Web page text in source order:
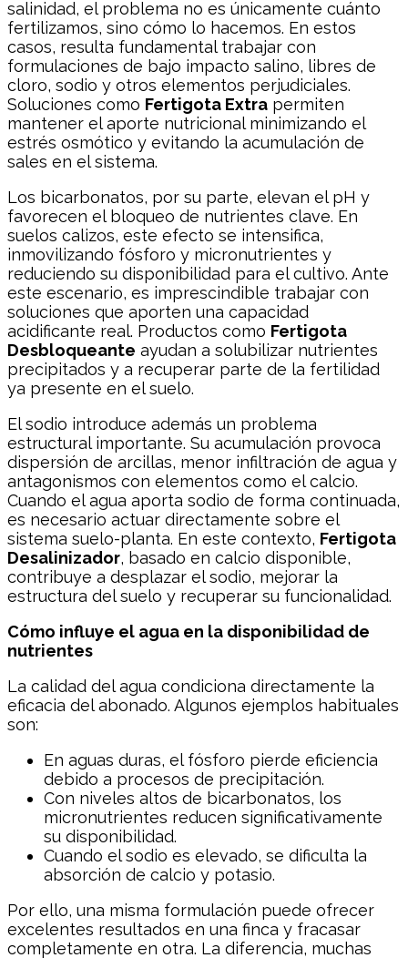
salinidad, el problema no es únicamente cuánto
fertilizamos, sino cómo lo hacemos. En estos
casos, resulta fundamental trabajar con
formulaciones de bajo impacto salino, libres de
cloro, sodio y otros elementos perjudiciales.
Soluciones como Fertigota Extra permiten
mantener el aporte nutricional minimizando el
estrés osmótico y evitando la acumulación de
sales en el sistema.
Los bicarbonatos, por su parte, elevan el pH y
favorecen el bloqueo de nutrientes clave. En
suelos calizos, este efecto se intensifica,
inmovilizando fósforo y micronutrientes y
reduciendo su disponibilidad para el cultivo. Ante
este escenario, es imprescindible trabajar con
soluciones que aporten una capacidad
acidificante real. Productos como Fertigota
Desbloqueante ayudan a solubilizar nutrientes
precipitados y a recuperar parte de la fertilidad
ya presente en el suelo.
El sodio introduce además un problema
estructural importante. Su acumulación provoca
dispersión de arcillas, menor infiltración de agua y
antagonismos con elementos como el calcio.
Cuando el agua aporta sodio de forma continuada,
es necesario actuar directamente sobre el
sistema suelo-planta. En este contexto, Fertigota
Desalinizador, basado en calcio disponible,
contribuye a desplazar el sodio, mejorar la
estructura del suelo y recuperar su funcionalidad.
Cómo influye el agua en la disponibilidad de
nutrientes
La calidad del agua condiciona directamente la
eficacia del abonado. Algunos ejemplos habituales
son:
En aguas duras, el fósforo pierde eficiencia
debido a procesos de precipitación.
Con niveles altos de bicarbonatos, los
micronutrientes reducen significativamente
su disponibilidad.
Cuando el sodio es elevado, se dificulta la
absorción de calcio y potasio.
Por ello, una misma formulación puede ofrecer
excelentes resultados en una finca y fracasar
completamente en otra. La diferencia, muchas